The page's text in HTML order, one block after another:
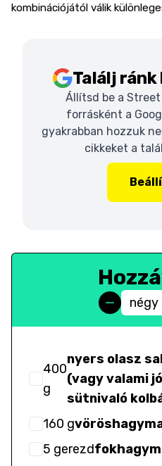
kombinációjától válik
Találj ránk
Állítsd be a
forrásként a
gyakrabban hozzuk
cikkeket a
négy
400
g
nyers olasz
(vagy valami
sütnivaló
160 g
5 gerezd